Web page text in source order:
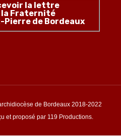
la lettre
Fraternité
de Bordeaux
de Bordeaux 2018-2022
et proposé par 119 Productions.